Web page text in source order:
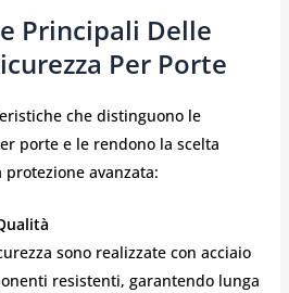
Principali Delle
Per Porte
che distinguono le
porte e le rendono la scelta
avanzata:
sono realizzate con acciaio
resistenti, garantendo lunga